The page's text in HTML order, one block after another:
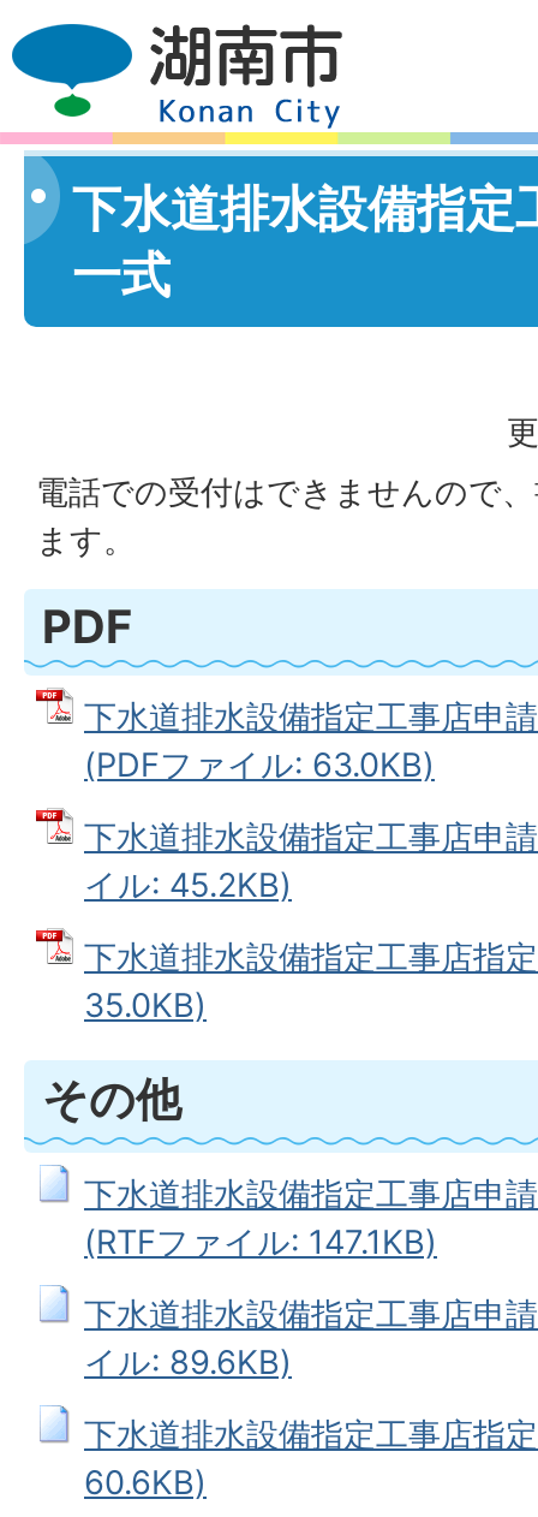
下水道排水設備指定
一式
電話での受付はできませんので
ます。
PDF
下水道排水設備指定工事店申
(PDFファイル: 63.0KB)
下水道排水設備指定工事店申
イル: 45.2KB)
下水道排水設備指定工事店指
35.0KB)
その他
下水道排水設備指定工事店申
(RTFファイル: 147.1KB)
下水道排水設備指定工事店申
イル: 89.6KB)
下水道排水設備指定工事店指
60.6KB)